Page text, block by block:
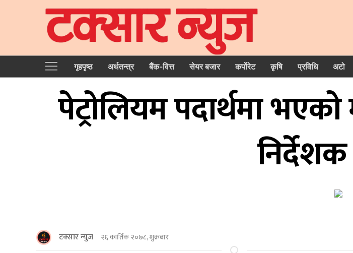
गृहपृष्‍ठ अर्थतन्त्र बैंक-वित्त सेयर बजार कर्पोरेट कृषि प्रविधि अटो
पेट्रोलियम पदार्थमा
टक्सार न्युज २६ कार्तिक २०७८, शुक्रबार